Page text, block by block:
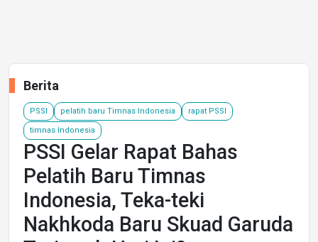
Berita
PSSI pelatih baru Timnas Indonesia rapat PSSI
timnas Indonesia
PSSI Gelar Rapat Bahas
Pelatih Baru Timnas
Indonesia, Teka-teki
Nakhkoda Baru Skuad Garuda